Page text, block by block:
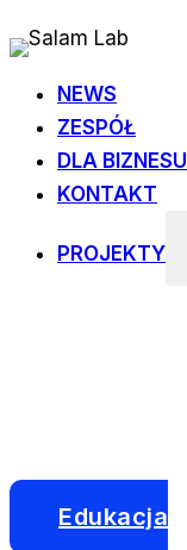
Przejdź
do
treściNEWS
ZESPÓŁ
DLA BIZNESU
KONTAKT
PROJEKTY
Edukacja